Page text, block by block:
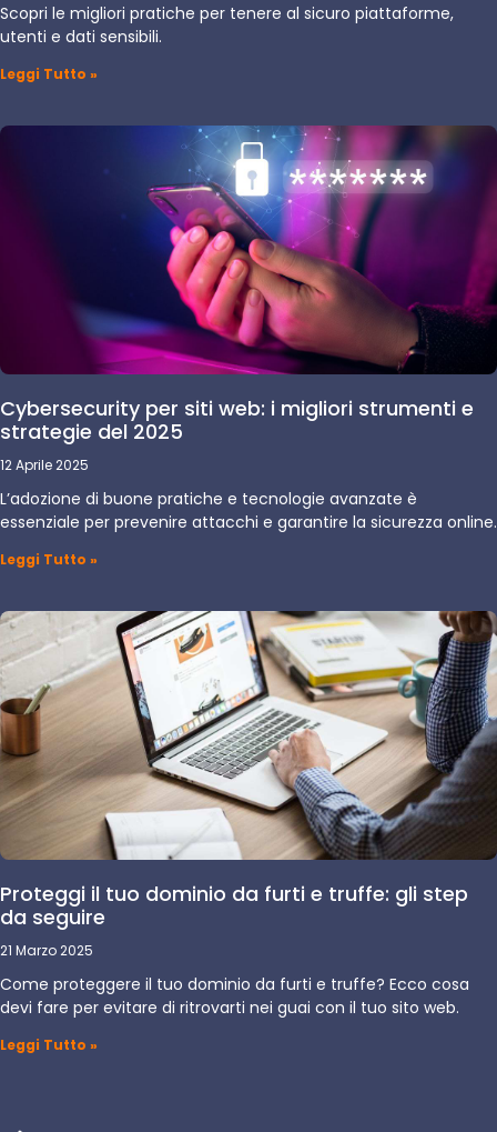
Scopri le migliori pratiche per tenere al sicuro piattaforme,
utenti e dati sensibili.
Leggi Tutto »
Cybersecurity per siti web: i migliori strumenti e
strategie del 2025
12 Aprile 2025
L’adozione di buone pratiche e tecnologie avanzate è
essenziale per prevenire attacchi e garantire la sicurezza online.
Leggi Tutto »
Proteggi il tuo dominio da furti e truffe: gli step
da seguire
21 Marzo 2025
Come proteggere il tuo dominio da furti e truffe? Ecco cosa
devi fare per evitare di ritrovarti nei guai con il tuo sito web.
Leggi Tutto »